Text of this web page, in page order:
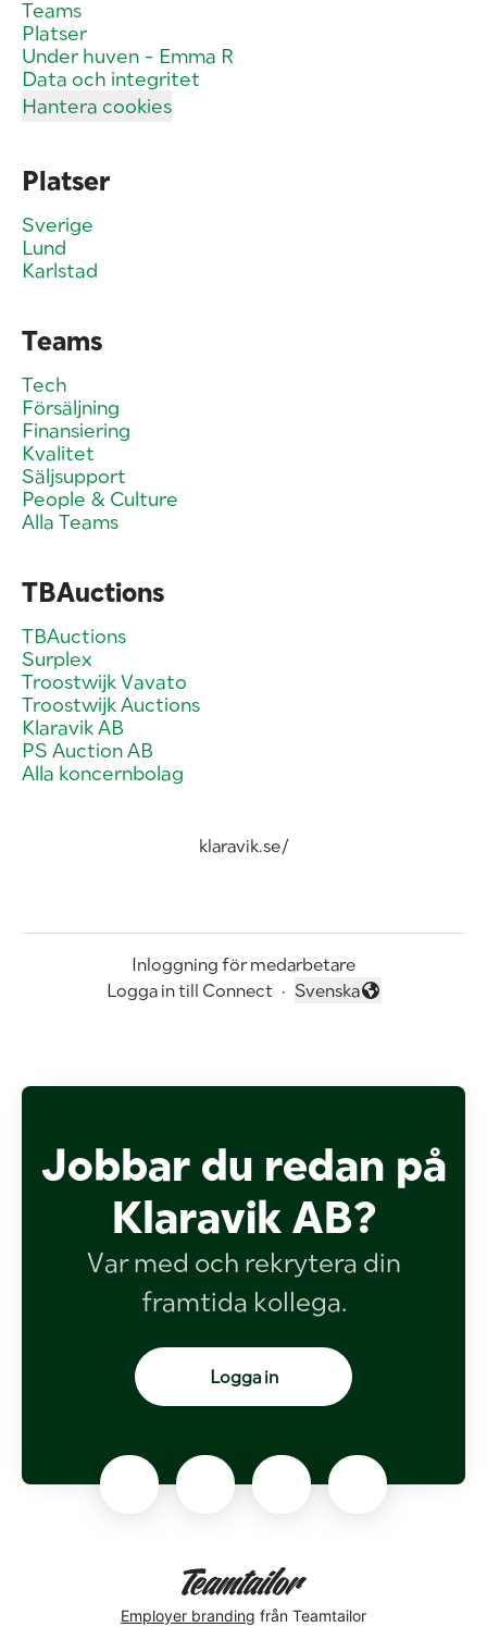
Teams
Platser
Under huven - Emma R
Data och integritet
Hantera cookies
Platser
Sverige
Lund
Karlstad
Teams
Tech
Försäljning
Finansiering
Kvalitet
Säljsupport
People & Culture
Alla Teams
TBAuctions
TBAuctions
Surplex
Troostwijk Vavato
Troostwijk Auctions
Klaravik AB
PS Auction AB
Alla koncernbolag
klaravik.se/
Inloggning för medarbetare
Logga in till Connect ·
Byt språk
Svenska
Jobbar du redan på
Klaravik AB?
Var med och rekrytera din
framtida kollega.
Logga in
Employer branding från Teamtailor